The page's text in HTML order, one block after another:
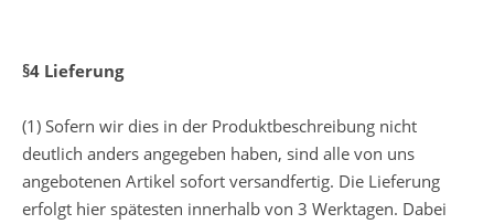
§4 Lieferung
(1) Sofern wir dies in der Produktbeschreibung nicht
deutlich anders angegeben haben, sind alle von uns
angebotenen Artikel sofort versandfertig. Die Lieferung
erfolgt hier spätesten innerhalb von 3 Werktagen. Dabei